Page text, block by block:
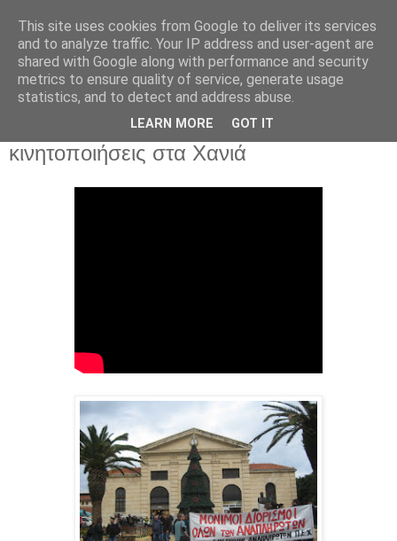
3 Δεκέμβρη 2015, από τις απεργιακές
κινητοποιήσεις στα Χανιά
This site uses cookies from Google to deliver its services
and to analyze traffic. Your IP address and user-agent are
shared with Google along with performance and security
metrics to ensure quality of service, generate usage
statistics, and to detect and address abuse.
LEARN MORE GOT IT